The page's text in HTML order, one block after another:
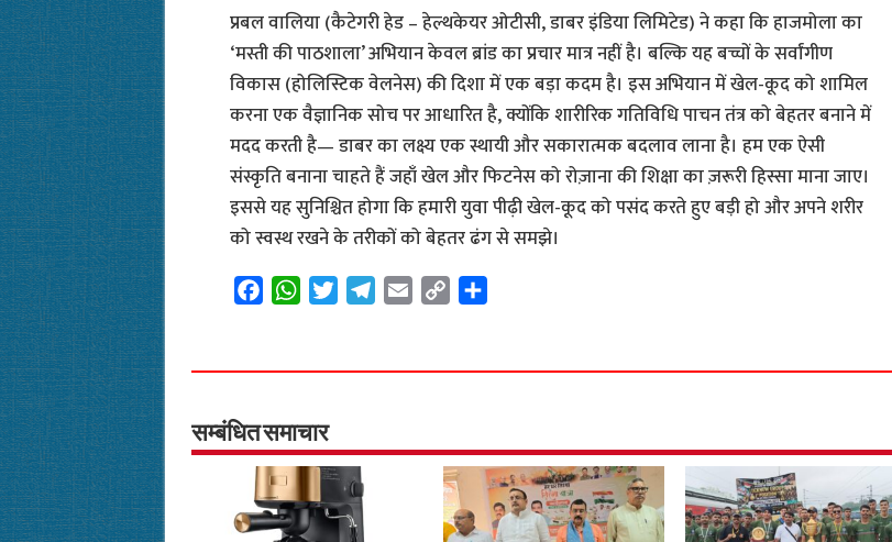
प्रबल वालिया (कैटेगरी हेड – हेल्थकेयर ओटीसी, डाबर इंडिया लिमिटेड) ने कहा कि हाजमोला का
‘मस्ती की पाठशाला’ अभियान केवल ब्रांड का प्रचार मात्र नहीं है। बल्कि यह बच्चों के सर्वांगीण
विकास (होलिस्टिक वेलनेस) की दिशा में एक बड़ा कदम है। इस अभियान में खेल-कूद को शामिल
करना एक वैज्ञानिक सोच पर आधारित है, क्योंकि शारीरिक गतिविधि पाचन तंत्र को बेहतर बनाने में
मदद करती है— डाबर का लक्ष्य एक स्थायी और सकारात्मक बदलाव लाना है। हम एक ऐसी
संस्कृति बनाना चाहते हैं जहाँ खेल और फिटनेस को रोज़ाना की शिक्षा का ज़रूरी हिस्सा माना जाए।
इससे यह सुनिश्चित होगा कि हमारी युवा पीढ़ी खेल-कूद को पसंद करते हुए बड़ी हो और अपने शरीर
को स्वस्थ रखने के तरीकों को बेहतर ढंग से समझे।
F
e
o
o
k
W
t
A
p
T
t
r
T
e
a
E
i
C
y
n
k
S
r
सम्बंधित समाचार